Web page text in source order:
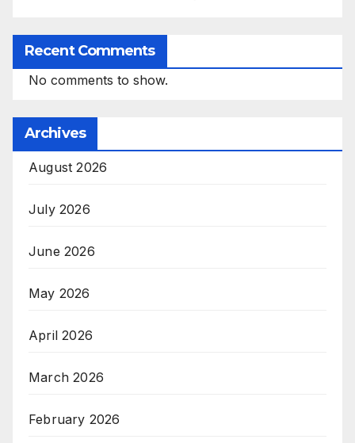
Recent Comments
No comments to show.
Archives
August 2026
July 2026
June 2026
May 2026
April 2026
March 2026
February 2026